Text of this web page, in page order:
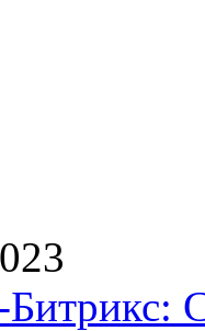
Битрикс: